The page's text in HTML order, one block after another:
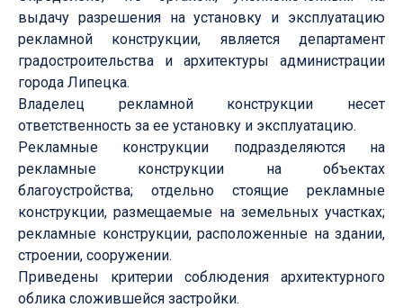
выдачу разрешения на установку и эксплуатацию
рекламной конструкции, является департамент
градостроительства и архитектуры администрации
города Липецка.
Владелец рекламной конструкции несет
ответственность за ее установку и эксплуатацию.
Рекламные конструкции подразделяются на
рекламные конструкции на объектах
благоустройства; отдельно стоящие рекламные
конструкции, размещаемые на земельных участках;
рекламные конструкции, расположенные на здании,
строении, сооружении.
Приведены критерии соблюдения архитектурного
облика сложившейся застройки.